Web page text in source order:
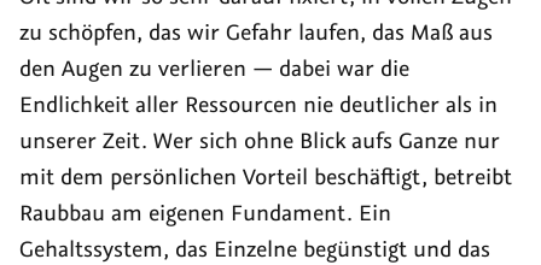
zu schöpfen, das wir Gefahr laufen, das Maß aus
den Augen zu verlieren — dabei war die
Endlichkeit aller Ressourcen nie deutlicher als in
unserer Zeit. Wer sich ohne Blick aufs Ganze nur
mit dem persönlichen Vorteil beschäftigt, betreibt
Raubbau am eigenen Fundament. Ein
Gehaltssystem, das Einzelne begünstigt und das